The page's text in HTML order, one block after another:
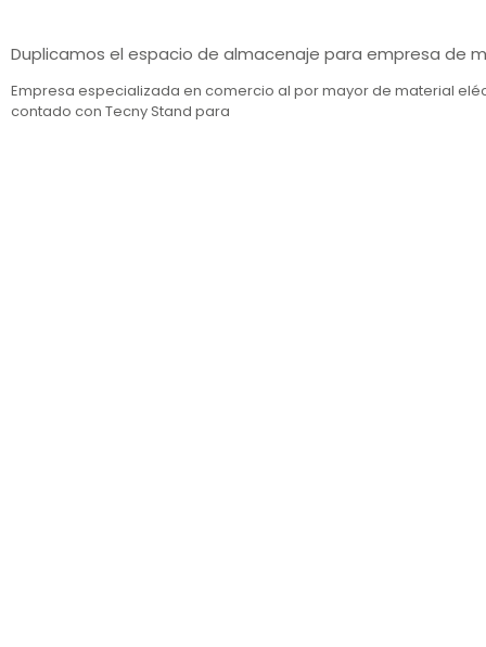
Duplicamos el espacio de almacenaje para empresa de
Empresa especializada en comercio al por mayor de material
contado con Tecny Stand para